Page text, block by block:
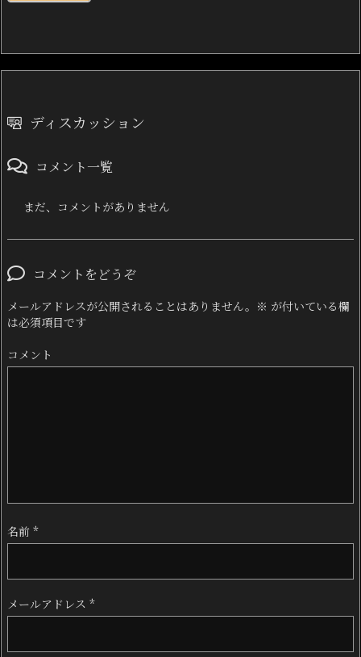
ディスカッション
コメント一覧
まだ、コメントがありません
コメントをどうぞ
メールアドレスが公開されることはありません。 ※ が付いている欄
は必須項目です
コメント
名前 *
メールアドレス *